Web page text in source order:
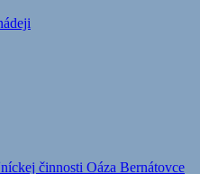
činnosti Oáza Bernátovce